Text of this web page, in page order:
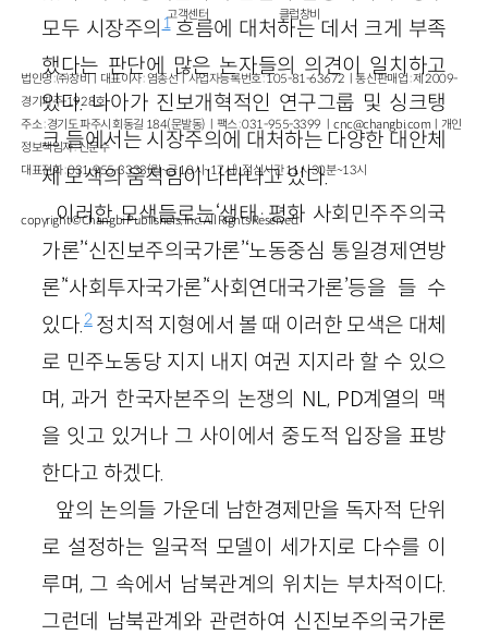
모두 시장주의1흐름에 대처하는 데서 크게 부족
했다는 판단에 많은 논자들의 의견이 일치하고
있다. 나아가 진보개혁적인 연구그룹 및 싱크탱
크 들에서는 시장주의에 대처하는 다양한 대안체
제 모색의 움직임이 나타나고 있다.
이러한 모색들로는‘생태·평화 사회민주주의국
가론’‘신진보주의국가론’‘노동중심 통일경제연방
론’‘사회투자국가론’‘사회연대국가론’등을 들 수
있다.2정치적 지형에서 볼 때 이러한 모색은 대체
로 민주노동당 지지 내지 여권 지지라 할 수 있으
며, 과거 한국자본주의 논쟁의 NL, PD계열의 맥
을 잇고 있거나 그 사이에서 중도적 입장을 표방
한다고 하겠다.
앞의 논의들 가운데 남한경제만을 독자적 단위
로 설정하는 일국적 모델이 세가지로 다수를 이
루며, 그 속에서 남북관계의 위치는 부차적이다.
그런데 남북관계와 관련하여 신진보주의국가론
고객센터
클럽창비
법인명 : ㈜창비ㅣ대표이사 : 염종선ㅣ사업자등록번호 : 105-81-63672ㅣ통신판매업 : 제 2009-
경기파주-1928호
주소 : 경기도 파주시 회동길 184(문발동)ㅣ팩스 : 031-955-3399 ㅣcnc@changbi.com ㅣ개인
정보책임자 : 신문수
대표전화 : 031-955-3333(월~금 10시~17시), 점심시간 11시 30분~13시
copyright © Changbi Publishers, inc. All Rights Reserved.